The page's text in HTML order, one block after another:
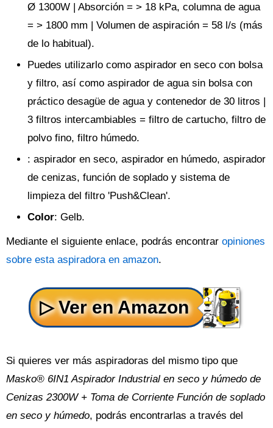
Ø 1300W | Absorción = > 18 kPa, columna de agua
= > 1800 mm | Volumen de aspiración = 58 l/s (más
de lo habitual).
Puedes utilizarlo como aspirador en seco con bolsa
y filtro, así como aspirador de agua sin bolsa con
práctico desagüe de agua y contenedor de 30 litros |
3 filtros intercambiables = filtro de cartucho, filtro de
polvo fino, filtro húmedo.
: aspirador en seco, aspirador en húmedo, aspirador
de cenizas, función de soplado y sistema de
limpieza del filtro 'Push&Clean'.
Color: Gelb.
Mediante el siguiente enlace, podrás encontrar opiniones
sobre esta aspiradora en amazon.
Si quieres ver más aspiradoras del mismo tipo que
Masko® 6IN1 Aspirador Industrial en seco y húmedo de
Cenizas 2300W + Toma de Corriente Función de soplado
en seco y húmedo, podrás encontrarlas a través del